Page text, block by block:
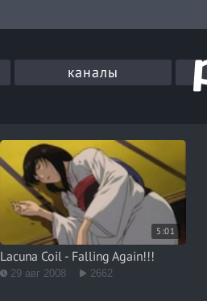
каналы
5:01
Lacuna Coil - Falling Again!!!
29 авг 2008 2662